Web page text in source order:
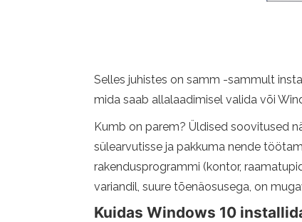
Selles juhistes on samm -sammult
mida saab allalaadimisel valida või
Kumb on parem? Üldised soovitused
sülearvutisse ja pakkuma nende
rakendusprogrammi (kontor,
variandil, suure tõenäosusega, on
Kuidas Windows 10